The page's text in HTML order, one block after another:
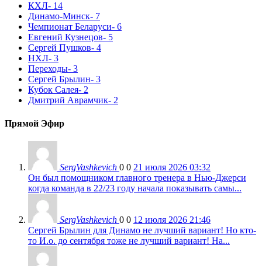
КХЛ- 14
Динамо-Минск- 7
Чемпионат Беларуси- 6
Евгений Кузнецов- 5
Сергей Пушков- 4
НХЛ- 3
Переходы- 3
Сергей Брылин- 3
Кубок Салея- 2
Дмитрий Аврамчик- 2
Прямой Эфир
SergVashkevich 0 0 21 июля 2026 03:32
Он был помощником главного тренера в Нью-Джерси
когда команда в 22/23 году начала показывать самы...
SergVashkevich 0 0 12 июля 2026 21:46
Сергей Брылин для Динамо не лучший вариант! Но кто-
то И.о. до сентября тоже не лучший вариант! На...